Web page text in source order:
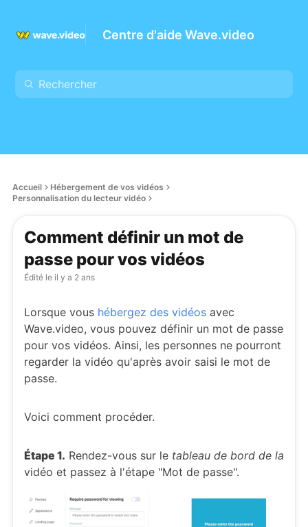
Centre d'aide Wave.video
Accueil
Hébergement de vos vidéos
Personnalisation du lecteur vidéo
Comment définir un mot de
passe pour vos vidéos
Édité le il y a 2 ans
Lorsque vous hébergez des vidéos avec
Wave.video, vous pouvez définir un mot de passe
pour vos vidéos. Ainsi, les personnes ne pourront
regarder la vidéo qu'après avoir saisi le mot de
passe.
Voici comment procéder.
Étape 1. Rendez-vous sur le tableau de bord de la
vidéo et passez à l'étape "Mot de passe".